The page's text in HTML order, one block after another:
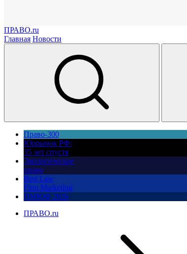
ПРАВО.ru
Главная Новости
Право-300
Юррынок РФ:
35 лет спустя
Экологическое
право
Best Law
Firm Marketing
ПМЮФ 2026
ПРАВО.ru